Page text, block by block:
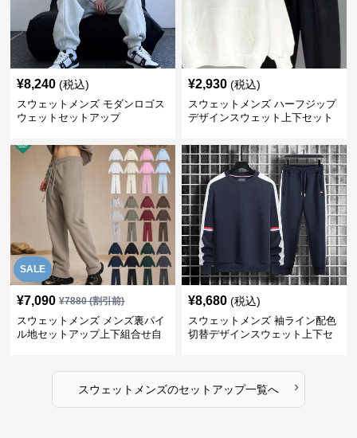
¥8,240 (税込)
スウェットメンズ モダンロゴス
ウェットセットアップ
¥2,930 (税込)
スウェットメンズ ハーフジップ
デザインスウェット上下セット
SALE
¥7,090 ¥7880(割引前)
スウェットメンズ メンズ裏パイ
ル地セットアップ上下組合せ自
¥8,680 (税込)
スウェットメンズ 袖ライン配色
切替デザインスウェット上下セ
スウェットメンズのセットアップ一覧へ ›